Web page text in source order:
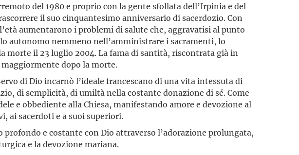
del 1980 e proprio con la gente sfollata dell’Irpinia e del
il suo cinquantesimo anniversario di sacerdozio. Con
aumentarono i problemi di salute che, aggravatisi al punto
autonomo nemmeno nell’amministrare i sacramenti, lo
morte il 23 luglio 2004. La fama di santità, riscontrata già in
dopo la morte.
di Dio incarnò l’ideale francescano di una vita intessuta di
di semplicità, di umiltà nella costante donazione di sé. Come
e obbediente alla Chiesa, manifestando amore e devozione al
ai sacerdoti e a suoi superiori.
profondo e costante con Dio attraverso l’adorazione prolungata,
e la devozione mariana.